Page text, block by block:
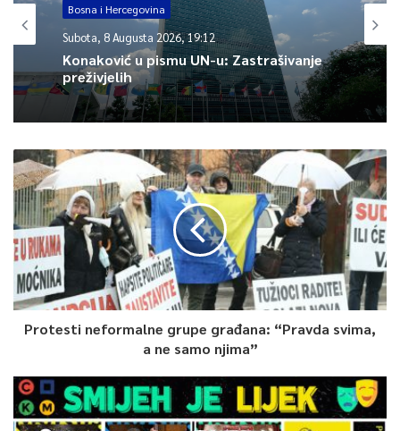
0
Article Rating
Bosna i Hercegovina
Subota, 8 Augusta 2026, 19:12
Konaković u pismu UN-u: Zastrašivanje
preživjelih
Protesti neformalne grupe građana: “Pravda svima,
a ne samo njima”